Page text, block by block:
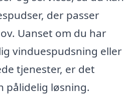
der passer
Uanset om du har
vinduespudsning eller
tjenester, er det
pålidelig løsning.